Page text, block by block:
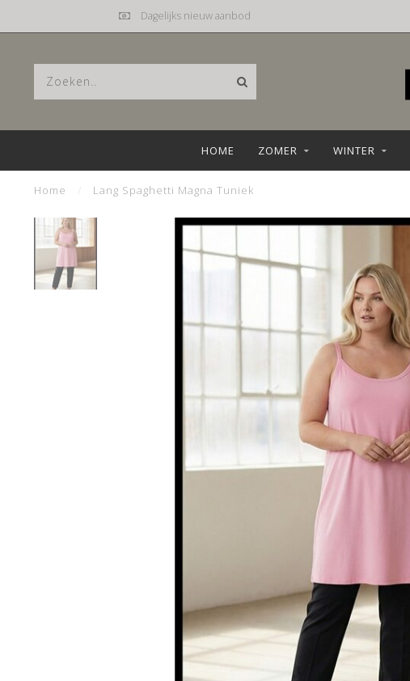
Dagelijks nieuw aanbod
HOME ZOMER WINTER
Home Lang Spaghetti Magna Tuniek